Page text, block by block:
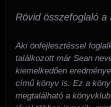
Rövid összefoglaló a
Aki önfejlesztéssel
találkozott már Sean
kiemelkedően
című könyv is. Ez a
megtalálható a